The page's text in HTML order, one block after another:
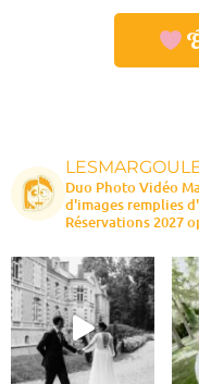
Duo Photo Vidéo
d'images remplies
Réservations 2027